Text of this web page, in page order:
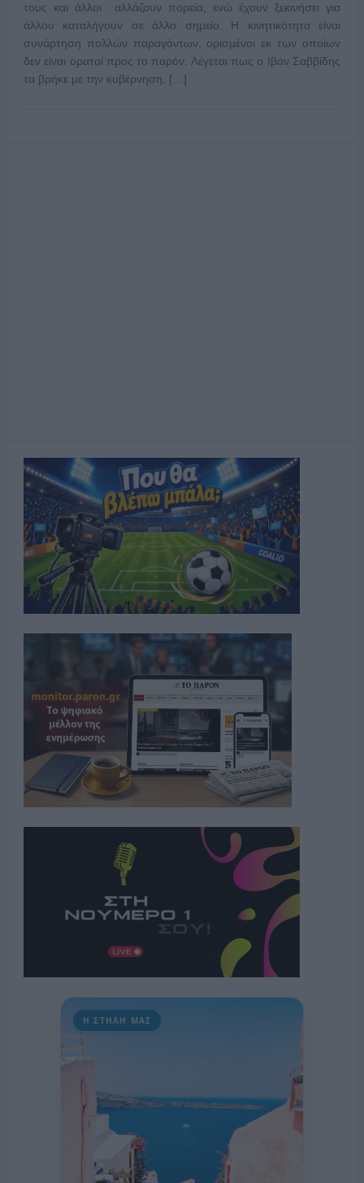
τους και άλλοι αλλάζουν πορεία, ενώ έχουν ξεκινήσει για
άλλου καταλήγουν σε άλλο σημείο. Η κινητικότητα είναι
συνάρτηση πολλών παραγόντων, ορισμένοι εκ των οποίων
δεν είναι ορατοί προς το παρόν. Λέγεται πως ο Ιβάν Σαββίδης
τα βρήκε με την κυβέρνηση, […]
Η ΣΤΗΛΗ ΜΑΣ